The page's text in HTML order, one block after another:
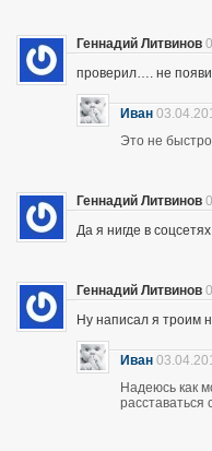
Геннадий Литвинов
проверил…. не
Иван
Это не
Геннадий Литвинов
Да я нигде в
Геннадий Литвинов
Ну написал я троим
Иван
Надеюсь как
расставаться